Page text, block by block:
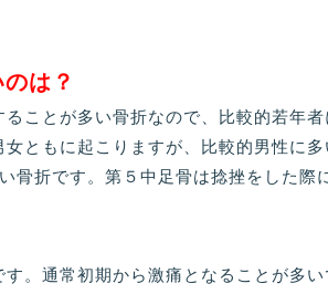
は？
ことが多い骨折なので、比較的若年
ともに起こりますが、比較的男性に
骨折です。第５中足骨は捻挫をした際
。通常初期から激痛となることが多い